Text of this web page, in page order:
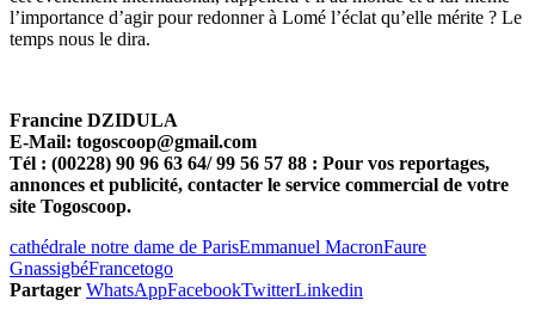
l’importance d’agir pour redonner à Lomé l’éclat qu’elle mérite ? Le
temps nous le dira.
Francine DZIDULA
E-Mail: togoscoop@gmail.com
Tél : (00228) 90 96 63 64/ 99 56 57 88 : Pour vos reportages,
annonces et publicité, contacter le service commercial de votre
site Togoscoop.
cathédrale notre dame de ParisEmmanuel MacronFaure
GnassigbéFrancetogo
Partager WhatsAppFacebookTwitterLinkedin